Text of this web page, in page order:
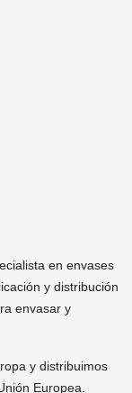
en envases
y distribución
envasar y
y distribuimos
Europea.